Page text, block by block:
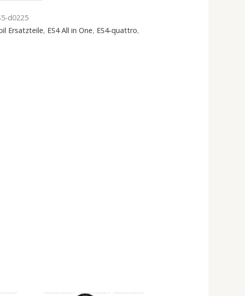
d0225
Ersatzteile, ES4 All in One, ES4-quattro,